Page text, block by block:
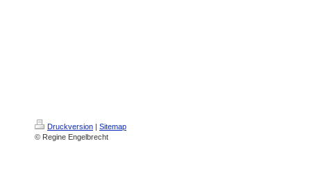
Druckversion | Sitemap
© Regine Engelbrecht